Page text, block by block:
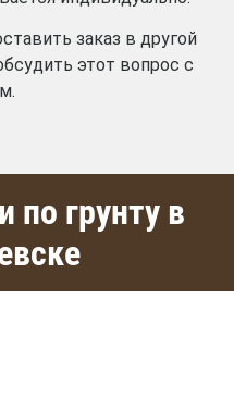
заказ в другой
этот вопрос с
по грунту в